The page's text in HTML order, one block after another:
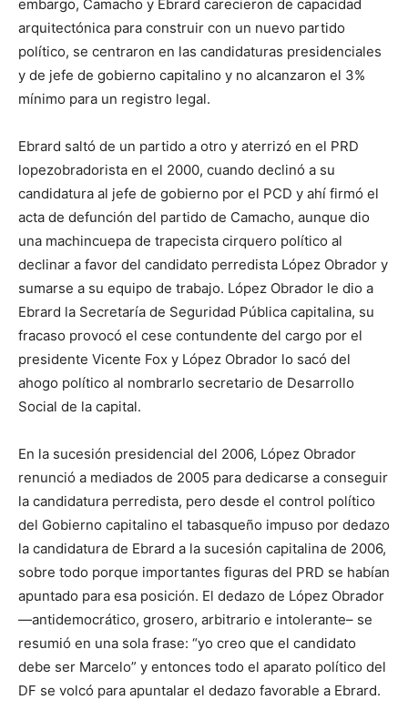
embargo, Camacho y Ebrard carecieron de capacidad
arquitectónica para construir con un nuevo partido
político, se centraron en las candidaturas presidenciales
y de jefe de gobierno capitalino y no alcanzaron el 3%
mínimo para un registro legal.
Ebrard saltó de un partido a otro y aterrizó en el PRD
lopezobradorista en el 2000, cuando declinó a su
candidatura al jefe de gobierno por el PCD y ahí firmó el
acta de defunción del partido de Camacho, aunque dio
una machincuepa de trapecista cirquero político al
declinar a favor del candidato perredista López Obrador y
sumarse a su equipo de trabajo. López Obrador le dio a
Ebrard la Secretaría de Seguridad Pública capitalina, su
fracaso provocó el cese contundente del cargo por el
presidente Vicente Fox y López Obrador lo sacó del
ahogo político al nombrarlo secretario de Desarrollo
Social de la capital.
En la sucesión presidencial del 2006, López Obrador
renunció a mediados de 2005 para dedicarse a conseguir
la candidatura perredista, pero desde el control político
del Gobierno capitalino el tabasqueño impuso por dedazo
la candidatura de Ebrard a la sucesión capitalina de 2006,
sobre todo porque importantes figuras del PRD se habían
apuntado para esa posición. El dedazo de López Obrador
—antidemocrático, grosero, arbitrario e intolerante– se
resumió en una sola frase: “yo creo que el candidato
debe ser Marcelo” y entonces todo el aparato político del
DF se volcó para apuntalar el dedazo favorable a Ebrard.